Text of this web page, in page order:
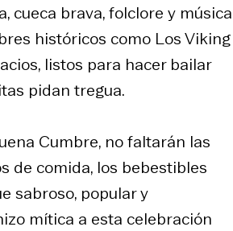
cueca brava, folclore y música
históricos como Los Viking
listos para hacer bailar
pidan tregua.
Cumbre, no faltarán las
de comida, los bebestibles
sabroso, popular y
mítica a esta celebración